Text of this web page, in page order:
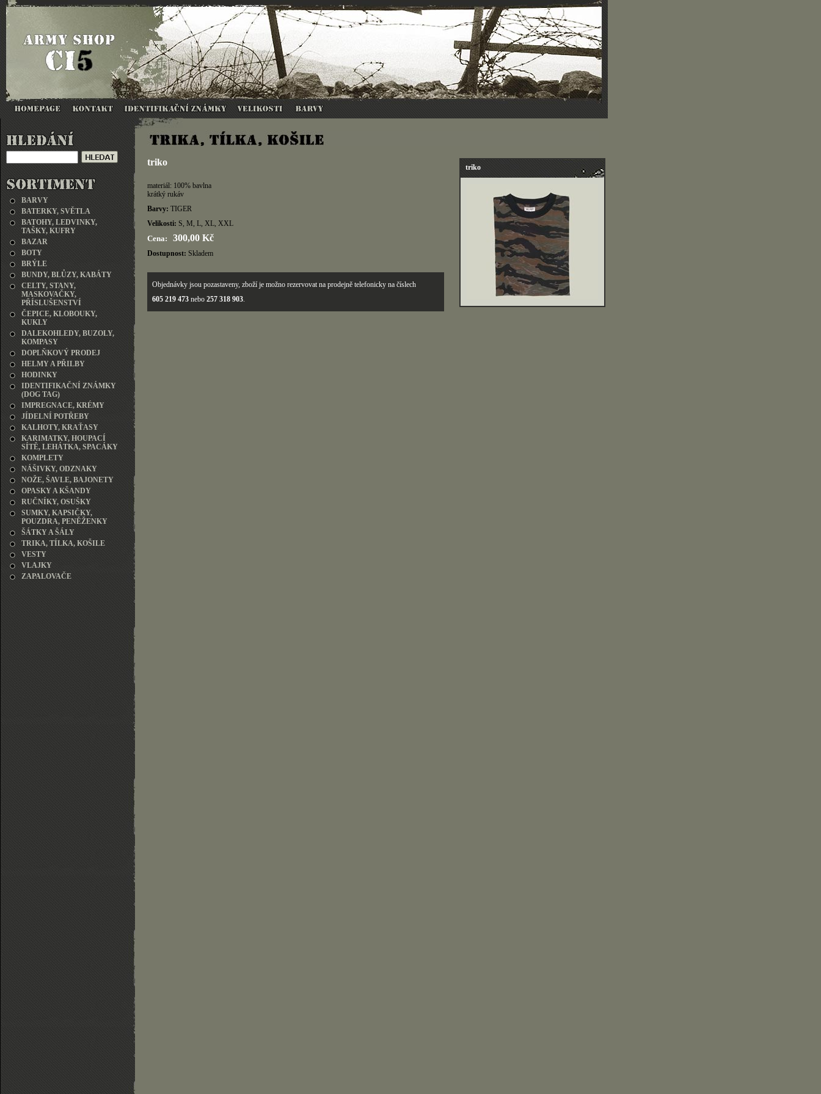
BARVY
BATERKY, SVĚTLA
BATOHY, LEDVINKY,
TAŠKY, KUFRY
BAZAR
BOTY
BRÝLE
BUNDY, BLŮZY, KABÁTY
CELTY, STANY,
MASKOVAČKY,
PŘÍSLUŠENSTVÍ
ČEPICE, KLOBOUKY,
KUKLY
DALEKOHLEDY, BUZOLY,
KOMPASY
DOPLŇKOVÝ PRODEJ
HELMY A PŘILBY
HODINKY
IDENTIFIKAČNÍ ZNÁMKY
(DOG TAG)
IMPREGNACE, KRÉMY
JÍDELNÍ POTŘEBY
KALHOTY, KRAŤASY
KARIMATKY, HOUPACÍ
SÍTĚ, LEHÁTKA, SPACÁKY
KOMPLETY
NÁŠIVKY, ODZNAKY
NOŽE, ŠAVLE, BAJONETY
OPASKY A KŠANDY
RUČNÍKY, OSUŠKY
SUMKY, KAPSIČKY,
POUZDRA, PENĚŽENKY
ŠÁTKY A ŠÁLY
TRIKA, TÍLKA, KOŠILE
VESTY
VLAJKY
ZAPALOVAČE
triko
triko
materiál: 100% bavlna
krátký rukáv
Barvy: TIGER
Velikosti: S, M, L, XL, XXL
Cena: 300,00 Kč
Dostupnost: Skladem
Objednávky jsou pozastaveny, zboží je možno rezervovat na prodejně telefonicky na číslech
605 219 473 nebo 257 318 903.